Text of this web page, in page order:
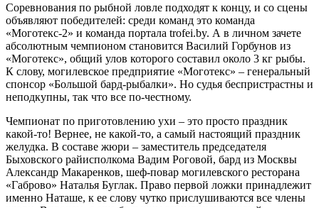
Соревнования по рыбной ловле подходят к концу, и со сцены
объявляют победителей: среди команд это команда
«Моготекс-2» и команда портала trofei.by. А в личном зачете
абсолютным чемпионом становится Василий Горбунов из
«Моготекс», общий улов которого составил около 3 кг рыбы.
К слову, могилевское предприятие «Моготекс» – генеральный
спонсор «Большой бард-рыбалки». Но судья беспристрастны и
неподкупны, так что все по-честному.
Чемпионат по приготовлению ухи – это просто праздник
какой-то! Вернее, не какой-то, а самый настоящий праздник
желудка. В составе жюри – заместитель председателя
Быховского райисполкома Вадим Роговой, бард из Москвы
Александр Макаренков, шеф-повар могилевского ресторана
«Габрово» Наталья Буглак. Право первой ложки принадлежит
именно Наташе, к ее слову чутко прислушиваются все члены